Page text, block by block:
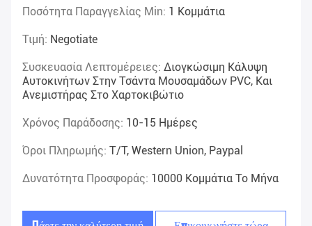
Ποσότητα Παραγγελίας Min: 1 Κομμάτια
Τιμή: Negotiate
Συσκευασία Λεπτομέρειες: Διογκώσιμη Κάλυψη
Αυτοκινήτων Στην Τσάντα Μουσαμάδων PVC, Και
Ανεμιστήρας Στο Χαρτοκιβώτιο
Χρόνος Παράδοσης: 10-15 Ημέρες
Όροι Πληρωμής: T/T, Western Union, Paypal
Δυνατότητα Προσφοράς: 10000 Κομμάτια Το Μήνα